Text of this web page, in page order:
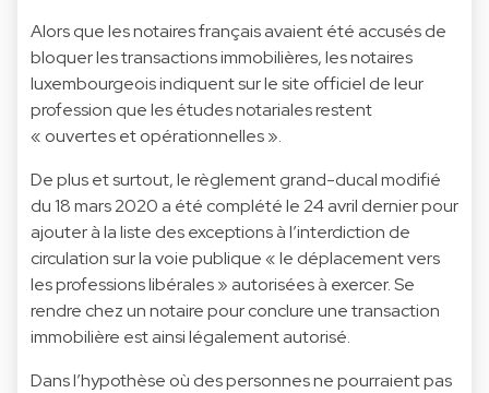
Alors que les notaires français avaient été accusés de
bloquer les transactions immobilières, les notaires
luxembourgeois indiquent sur le site officiel de leur
profession que les études notariales restent
« ouvertes et opérationnelles ».
De plus et surtout, le règlement grand-ducal modifié
du 18 mars 2020 a été complété le 24 avril dernier pour
ajouter à la liste des exceptions à l’interdiction de
circulation sur la voie publique « le déplacement vers
les professions libérales » autorisées à exercer. Se
rendre chez un notaire pour conclure une transaction
immobilière est ainsi légalement autorisé.
Dans l’hypothèse où des personnes ne pourraient pas